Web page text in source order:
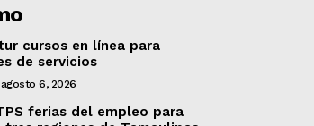
cursos en línea para
de servicios
agosto 6, 2026
ferias del empleo para